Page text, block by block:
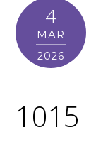
4
MAR
2026
1015